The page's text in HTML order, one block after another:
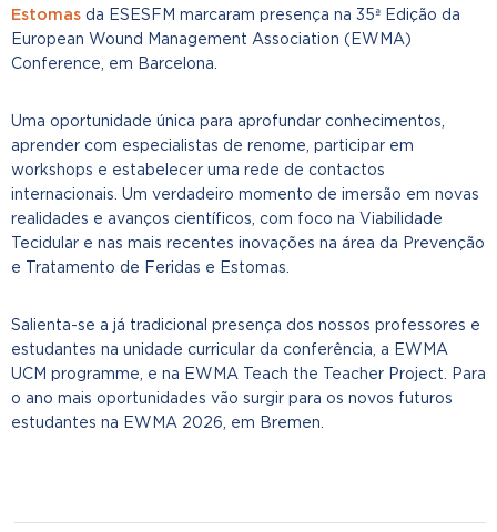
Estomas da ESESFM marcaram presença na 35ª Edição da
European Wound Management Association (EWMA)
Conference, em Barcelona.
Uma oportunidade única para aprofundar conhecimentos,
aprender com especialistas de renome, participar em
workshops e estabelecer uma rede de contactos
internacionais. Um verdadeiro momento de imersão em novas
realidades e avanços científicos, com foco na Viabilidade
Tecidular e nas mais recentes inovações na área da Prevenção
e Tratamento de Feridas e Estomas.
Salienta-se a já tradicional presença dos nossos professores e
estudantes na unidade curricular da conferência, a EWMA
UCM programme, e na EWMA Teach the Teacher Project. Para
o ano mais oportunidades vão surgir para os novos futuros
estudantes na EWMA 2026, em Bremen.